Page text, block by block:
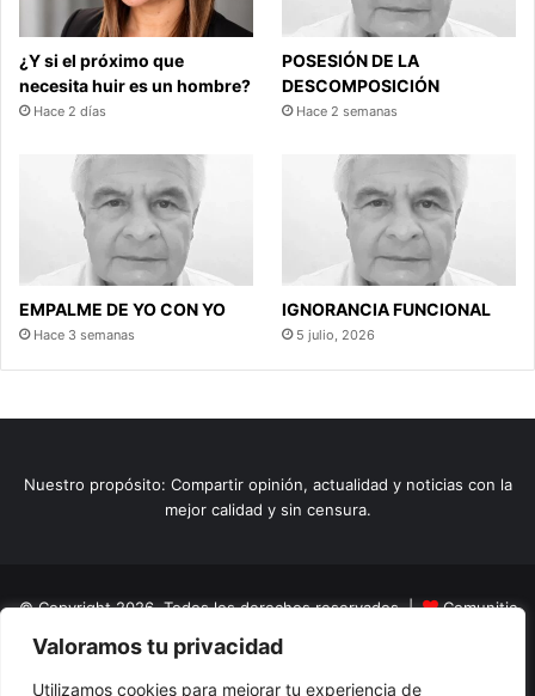
Valoramos tu privacidad
Utilizamos cookies para mejorar tu experiencia de
¿Y si el próximo que
necesita huir es un hombre?
Hace 2 días
POSESIÓN DE LA
DESCOMPOSICIÓN
Hace 2 semanas
EMPALME DE YO CON YO
Hace 3 semanas
IGNORANCIA FUNCIONAL
5 julio, 2026
Nuestro propósito: Compartir opinión, actualidad y noticias con la
mejor calidad y sin censura.
© Copyright 2026, Todos los derechos reservados |
Comunitic
SAS BICNit 901228106
Home
Actualidad Variedades Opinion Turismo